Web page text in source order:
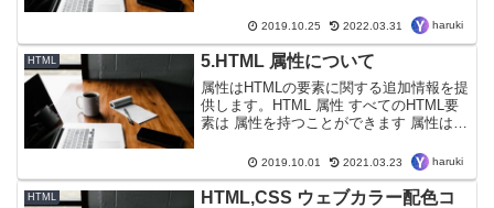
HTML5 <video>要素は、Webページにビ
デオを埋め込むための標準的な方...
2019.10.25 2022.03.31 haruki
HTML 5.HTML 属性について
属性はHTMLの要素に関する追加情報を提
供します。HTML 属性 すべてのHTML要
素は 属性を持つことができます 属性は要
は常に 開始タグで指定されます 属性は通
常、名前と値のペアで次のようになり
ま...
2019.10.01 2021.03.23 haruki
HTML
HTML,CSS ウェブカラー配色コ